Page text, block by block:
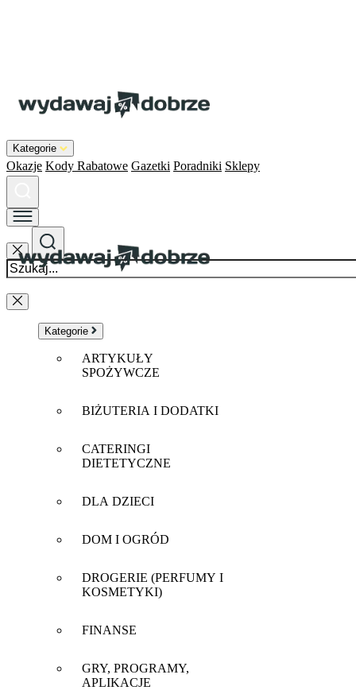
Kategorie
Okazje Kody Rabatowe Gazetki Poradniki Sklepy
Kategorie
ARTYKUŁY
SPOŻYWCZE
BIŻUTERIA I DODATKI
CATERINGI
DIETETYCZNE
DLA DZIECI
DOM I OGRÓD
DROGERIE (PERFUMY I
KOSMETYKI)
FINANSE
GRY, PROGRAMY,
APLIKACJE